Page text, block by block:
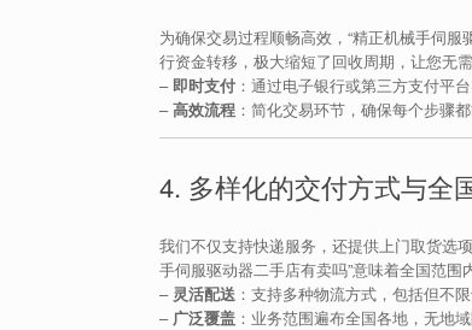
为确保交易过程顺畅高效，“精正机械手伺
行资金转移，极大缩短了回收周期，让您无
–即时支付 ：通过电子银行或第三方支付平台
–高效流程 ：简化交易环节，确保每个步骤都
4. 多样化的交付方式与全
我们不仅支持快递服务，还提供上门取货选
手伺服驱动器二手店有卖吗”意味着全国范围
– 灵活配送 ：支持多种物流方式，包括但不限
– 广泛覆盖 ：业务范围遍布全国各地，无地域